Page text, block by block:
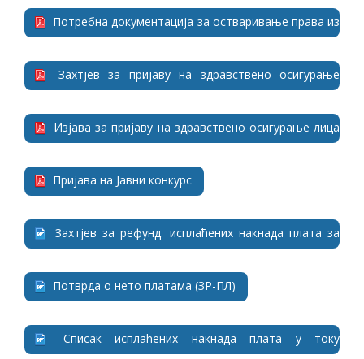
Потребна документација за остваривање права из
Захтјев за пријаву на здравствено осигурање
Изјава за пријаву на здравствено осигурање лица
Пријава на Јавни конкурс
Захтјев за рефунд. исплаћених накнада плата за
Потврда о нето платама (ЗР-ПЛ)
Списак исплаћених накнада плата у току